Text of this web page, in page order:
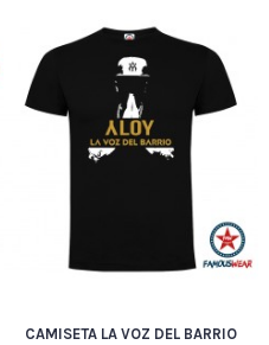
CAMISETA LA VOZ DEL BARRIO